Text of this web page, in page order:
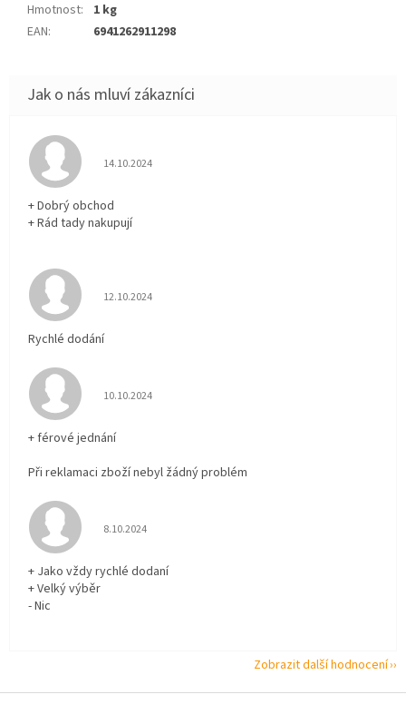
Hmotnost:
1 kg
EAN: 6941262911298
Hodnocení obchodu je 5 z 5 hvězdiček.
14.10.2024
+ Dobrý obchod
+ Rád tady nakupují
Hodnocení obchodu je 5 z 5 hvězdiček.
12.10.2024
Rychlé dodání
Hodnocení obchodu je 5 z 5 hvězdiček.
10.10.2024
+ férové jednání
Při reklamaci zboží nebyl žádný problém
Hodnocení obchodu je 5 z 5 hvězdiček.
8.10.2024
+ Jako vždy rychlé dodaní
+ Velký výběr
- Nic
Zobrazit další hodnocení